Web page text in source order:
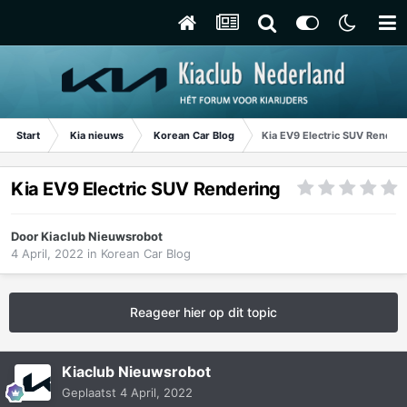
Start Kia nieuws Korean Car Blog Kia EV9 Electric SUV
Kia EV9 Electric SUV Rendering
DoorKiaclub Nieuwsrobot
4 April, 2022 in Korean Car Blog
Reageer hier op dit topic
Kiaclub Nieuwsrobot
Geplaatst 4 April, 2022